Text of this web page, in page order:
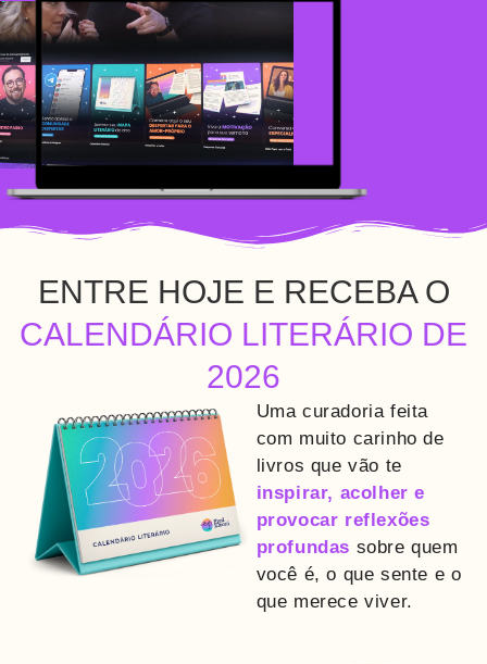
ENTRE HOJE E RECEBA O
CALENDÁRIO LITERÁRIO DE
2026
Uma curadoria feita
com muito carinho de
livros que vão te
inspirar, acolher e
provocar reflexões
profundas sobrequem
você é, o que sente e o
que merece viver.